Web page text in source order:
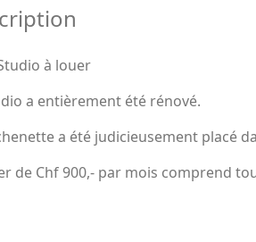
à louer
a entièrement été rénové.
a été judicieusement placé
de Chf 900,- par mois comprend